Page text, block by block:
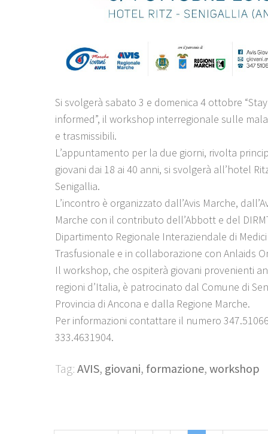
Si svolgerà sabato 3 e domenica 4 ottobre
informed”, il workshop interregionale sulle
e trasmissibili.
L’appuntamento per la due giorni, rivolta
giovani dai 18 ai 40 anni, si svolgerà all’hotel
Senigallia.
L’incontro è organizzato dall’Avis Marche,
Marche con il contributo dell’Abbott e del
Dipartimento Regionale Interaziendale di
Trasfusionale e in collaborazione con Anlaids
Il workshop, che ospiterà giovani provenienti
regioni d’Italia, è patrocinato dal Comune di
Provincia di Ancona e dalla Regione Marche.
Per informazioni contattare il numero
333.4631904.
Tag: AVIS, giovani, formazione, workshop